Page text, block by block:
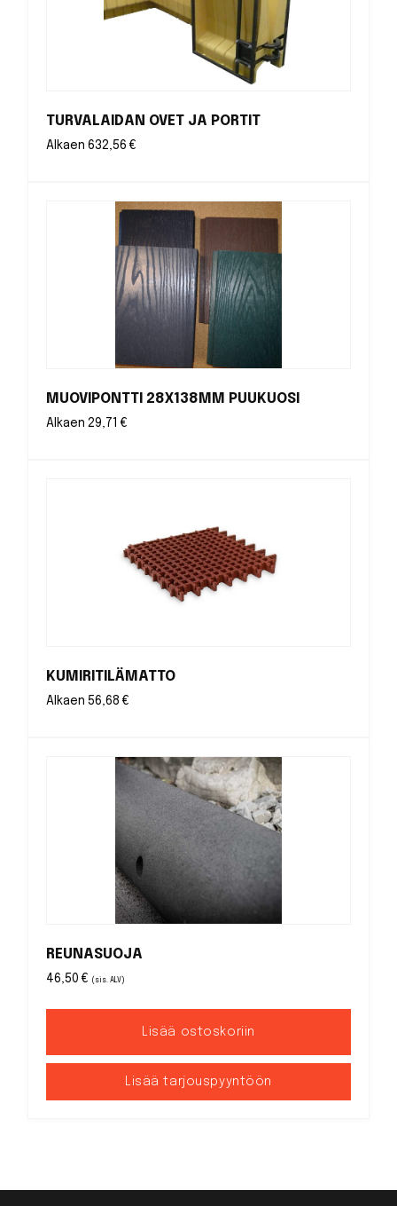
TURVALAIDAN OVET JA PORTIT
Alkaen632,56€
MUOVIPONTTI 28X138MM PUUKUOSI
Alkaen29,71€
KUMIRITILÄMATTO
Alkaen 56,68€
REUNASUOJA
46,50€ (sis. ALV)
Lisää ostoskoriin
Lisää tarjouspyyntöön